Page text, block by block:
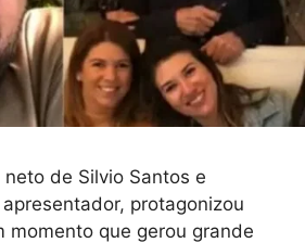
de Silvio Santos e
protagonizou
momento que gerou grande